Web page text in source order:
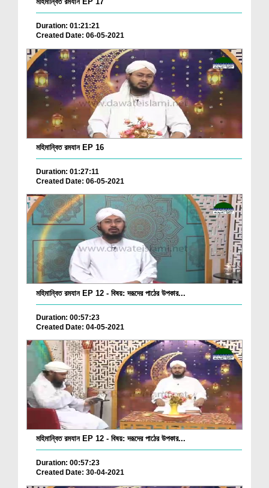
Duration: 01:21:21
Created Date: 06-05-2021
মহিমান্বিত রমযান EP 16
Duration: 01:27:11
Created Date: 06-05-2021
মহিমান্বিত রমযান EP 12 - বিষয়: দরূদের পাঠের উপকার...
Duration: 00:57:23
Created Date: 04-05-2021
মহিমান্বিত রমযান EP 12 - বিষয়: দরূদের পাঠের উপকার...
Duration: 00:57:23
Created Date: 30-04-2021